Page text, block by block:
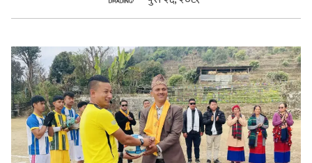
सुचनाहरु
स्वास्थ्य
भिडियो